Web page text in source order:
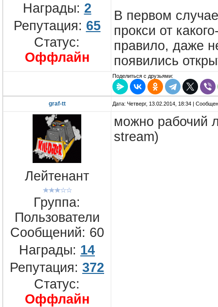
Награды: 2
Репутация: 65
Статус:
Оффлайн
В первом
прокси от
правило, даже
появились
Поделиться с друзьями:
graf-tt Дата: Четверг, 13.02.2014, 18:34 |
Лейтенант
Группа:
Пользователи
Сообщений: 60
Награды: 14
Репутация: 372
Статус:
Оффлайн
можно рабочий
stream)